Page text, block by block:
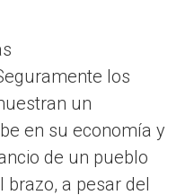
los
un
en su economía y
de un pueblo
brazo, a pesar del